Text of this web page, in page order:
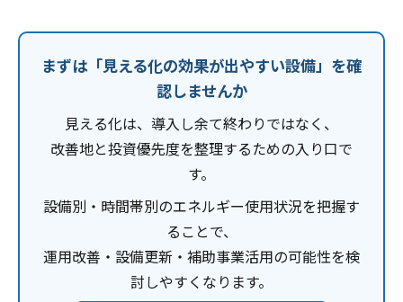
まずは「見える化の効果が出やすい設備」を確
認しませんか
見える化は、導入し余て終わりではなく、
改善地と投資優先度を整理するための入り口で
す。
設備別・時間帯別のエネルギー使用状況を把握す
ることで、
運用改善・設備更新・補助事業活用の可能性を検
討しやすくなります。